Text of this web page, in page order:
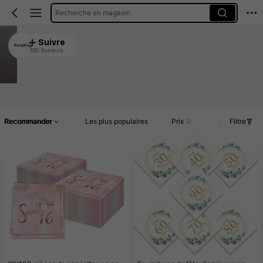
Recherche en magasin
PartyKing
4.95
Suivre
550 Suiveurs
Recommander Les plus populaires Prix Filtre